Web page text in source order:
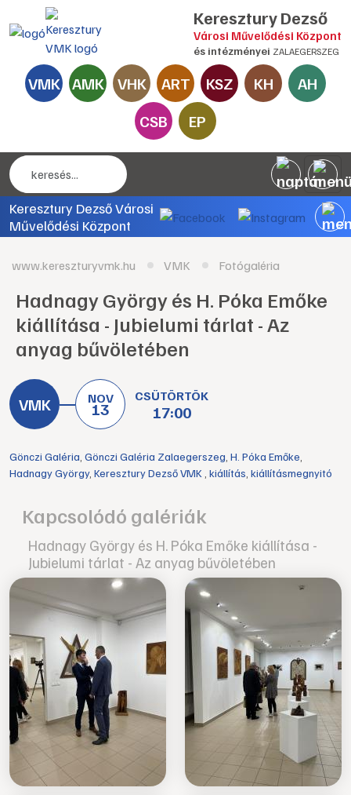
Keresztury Dezső
Városi Művelődési Központ
és intézményei ZALAEGERSZEG
VMK AMK VHK ART KSZ KH
AH
CSB
EP
Keresztury Dezső Városi
Művelődési Központ
www.kereszturyvmk.hu VMK Fotógaléria
Hadnagy György és H. Póka Emőke
kiállítása - Jubielumi tárlat - Az
anyag bűvöletében
NOV
13
CSÜTÖRTÖK
17:00
Gönczi Galéria Gönczi Galéria Zalaegerszeg H. Póka Emőke
Hadnagy György, Keresztury Dezső VMK kiállítás kiállításmegnyitó
Kapcsolódó galériák
Hadnagy György és H. Póka Emőke kiállítása -
Jubielumi tárlat - Az anyag bűvöletében